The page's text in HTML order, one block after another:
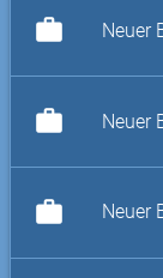
work Neuer
work Neuer
work Neuer